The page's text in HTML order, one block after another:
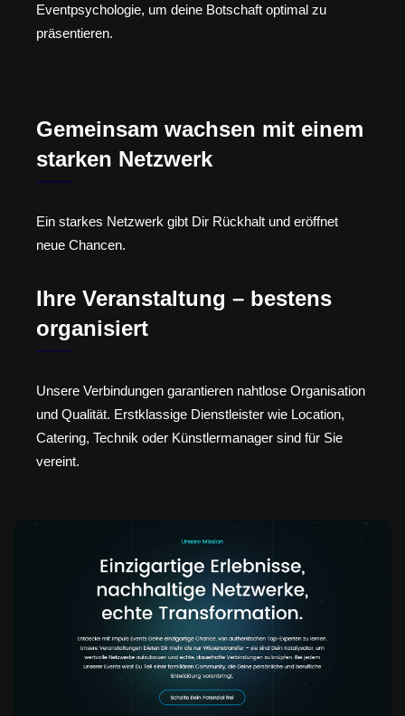
Eventpsychologie, um deine Botschaft optimal zu
präsentieren.
Gemeinsam wachsen mit einem
starken Netzwerk
Ein starkes Netzwerk gibt Dir Rückhalt und eröffnet
neue Chancen.
Ihre Veranstaltung – bestens
organisiert
Unsere Verbindungen garantieren nahtlose Organisation
und Qualität. Erstklassige Dienstleister wie Location,
Catering, Technik oder Künstlermanager sind für Sie
vereint.